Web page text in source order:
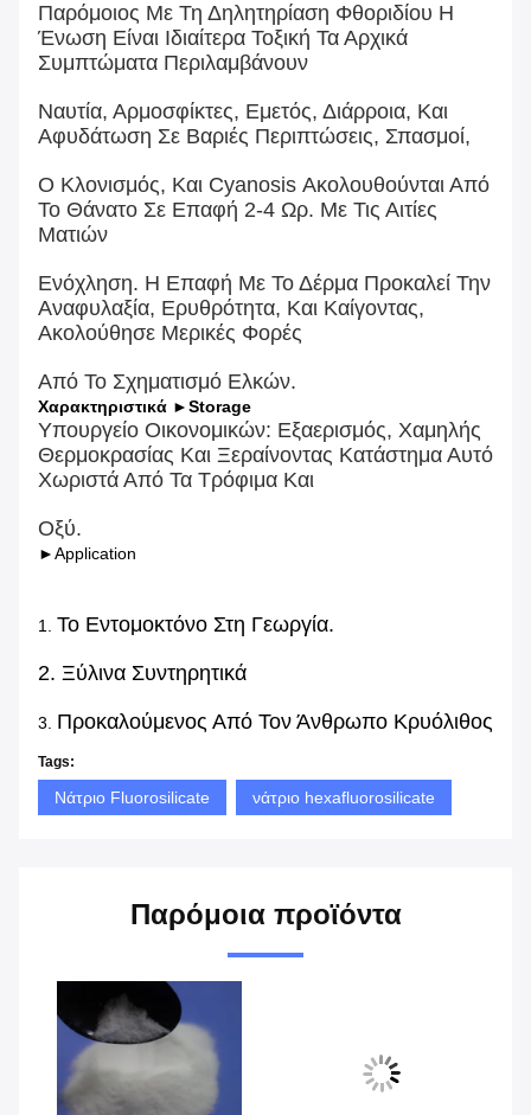
Παρόμοιος Με Τη Δηλητηρίαση Φθοριδίου Η
Ένωση Είναι Ιδιαίτερα Τοξική Τα Αρχικά
Συμπτώματα Περιλαμβάνουν
Ναυτία, Αρμοσφίκτες, Εμετός, Διάρροια, Και
Αφυδάτωση Σε Βαριές Περιπτώσεις, Σπασμοί,
Ο Κλονισμός, Και Cyanosis Ακολουθούνται Από
Το Θάνατο Σε Επαφή 2-4 Ωρ. Με Τις Αιτίες
Ματιών
Ενόχληση. Η Επαφή Με Το Δέρμα Προκαλεί Την
Αναφυλαξία, Ερυθρότητα, Και Καίγοντας,
Ακολούθησε Μερικές Φορές
Από Το Σχηματισμό Ελκών.
Χαρακτηριστικά ►Storage
Υπουργείο Οικονομικών: Εξαερισμός, Χαμηλής
Θερμοκρασίας Και Ξεραίνοντας Κατάστημα Αυτό
Χωριστά Από Τα Τρόφιμα Και
Οξύ.
►Application
1. Το Εντομοκτόνο Στη Γεωργία.
2. Ξύλινα Συντηρητικά
3. Προκαλούμενος Από Τον Άνθρωπο Κρυόλιθος
Tags:
Νάτριο Fluorosilicate νάτριο hexafluorosilicate
Παρόμοια προϊόντα